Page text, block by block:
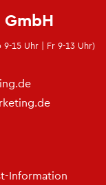
15 Uhr | Fr 9-13 Uhr)
In­for­ma­ti­on